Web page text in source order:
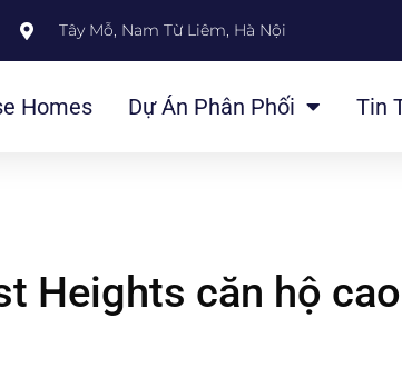
Tây Mỗ, Nam Từ Liêm, Hà Nội
Homes Dự Án Phân Phối Tin
Heights căn hộ